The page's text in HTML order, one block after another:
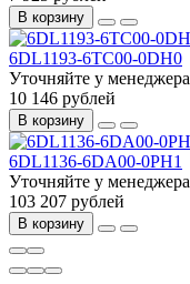
В корзину
6DL1193-6TC00-0DH0
Уточняйте у менеджера
10 146 рублей
В корзину
6DL1136-6DA00-0PH1
Уточняйте у менеджера
103 207 рублей
В корзину